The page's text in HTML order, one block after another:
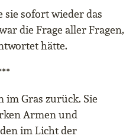
sofort wieder das
die Frage aller Fragen,
hätte.
im Gras zurück. Sie
Armen und
im Licht der